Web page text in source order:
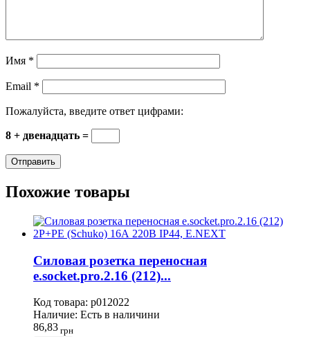
Имя *
Email *
Пожалуйста, введите ответ цифрами:
8 + двенадцать =
Похожие товары
Силовая розетка переносная
e.socket.pro.2.16 (212)...
Код товара: p012022
Наличие: Есть в наличини
86,83 грн